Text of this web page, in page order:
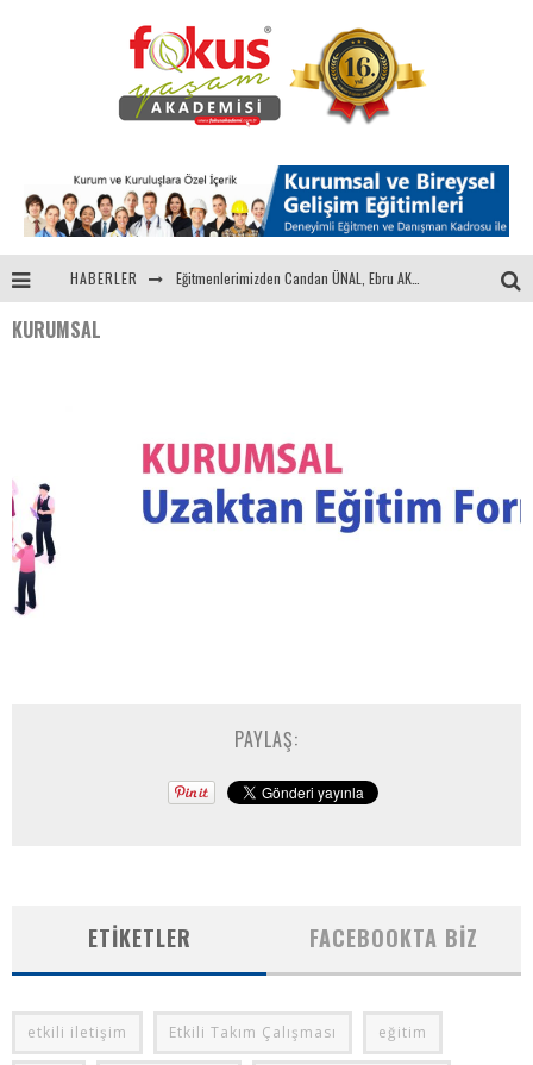
HABERLER Eğitmenlerimizden Candan ÜNAL, Ebru AKEL'le Kadın İsterse 68.Bölüm Konuğuydu
KURUMSAL
PAYLAŞ:
ETIKETLER FACEBOOKTA BIZ
etkili iletişim Etkili Takım Çalışması eğitim